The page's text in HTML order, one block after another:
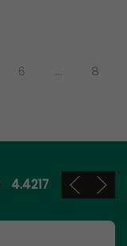
6 … 8
4.4217